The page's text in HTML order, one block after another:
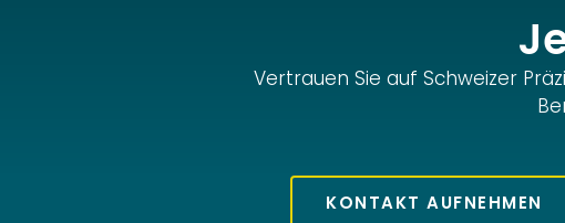
Vertrauen Sie auf Schweizer
KONTAKT AUFNEHMEN